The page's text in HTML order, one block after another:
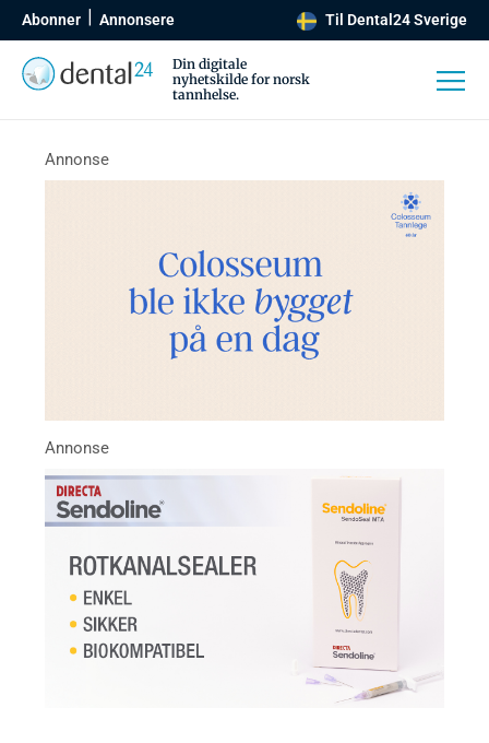
Abonner Annonsere Til Dental24 Sverige
Din digitale
nyhetskilde for norsk
tannhelse.